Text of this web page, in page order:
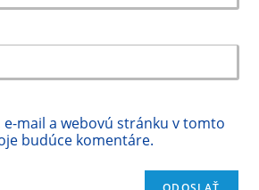
mail a webovú stránku v tomto
budúce komentáre.